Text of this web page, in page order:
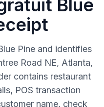
Blue
Pine and identifies
Road NE, Atlanta,
contains restaurant
POS transaction
name, check